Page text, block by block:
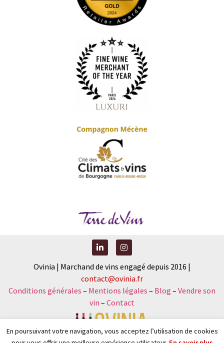
Ovinia | Marchand de vins engagé depuis 2016 |
contact@ovinia.fr
Conditions générales – Mentions légales – Blog – Vendre son
vin – Contact
En poursuivant votre navigation, vous acceptez l’utilisation de cookies